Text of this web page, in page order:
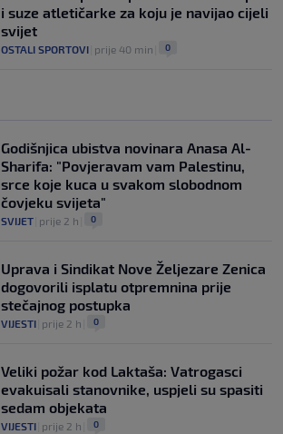
i suze atletičarke za koju je navijao cijeli
svijet
OSTALI SPORTOVI prije 40 min 0
Godišnjica ubistva novinara Anasa Al-
Sharifa: "Povjeravam vam Palestinu,
srce koje kuca u svakom slobodnom
čovjeku svijeta"
SVIJET prije 2 h 0
Uprava i Sindikat Nove Željezare Zenica
dogovorili isplatu otpremnina prije
stečajnog postupka
VIJESTI prije 2 h 0
Veliki požar kod Laktaša: Vatrogasci
evakuisali stanovnike, uspjeli su spasiti
sedam objekata
VIJESTI prije 2 h 0